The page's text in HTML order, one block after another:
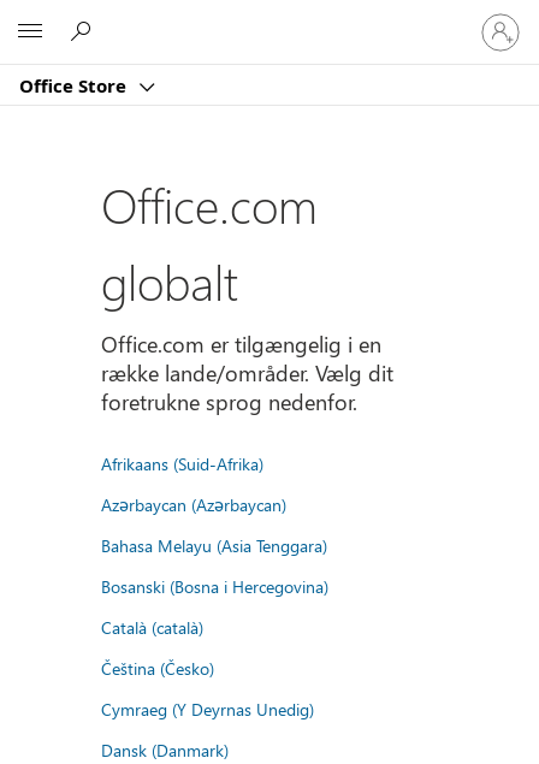
Office Store
Log
på
din
Office.com
globalt
Office.com er tilgængelig i en
række lande/områder. Vælg dit
foretrukne sprog nedenfor.
Afrikaans (Suid-Afrika)
Azərbaycan (Azərbaycan)
Bahasa Melayu (Asia Tenggara)
Bosanski (Bosna i Hercegovina)
Català (català)
Čeština (Česko)
Cymraeg (Y Deyrnas Unedig)
Dansk (Danmark)